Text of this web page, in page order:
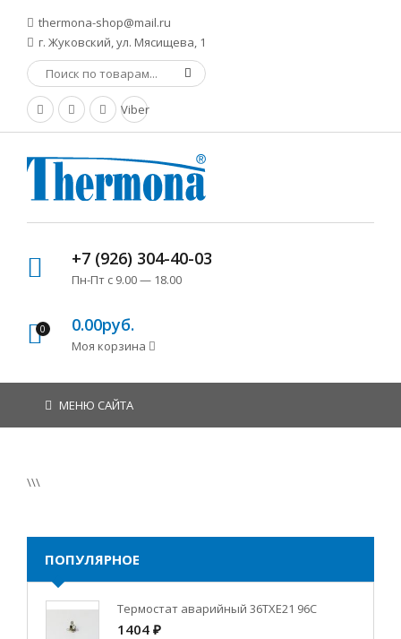
thermona-shop@mail.ru
г. Жуковский, ул. Мясищева, 1
Viber
+7 (926) 304-40-03
Пн-Пт с 9.00 — 18.00
0 0.00руб.
Моя корзина
МЕНЮ САЙТА
\\\
ПОПУЛЯРНОЕ
Термостат аварийный 36TXE21 96C
1404 ₽